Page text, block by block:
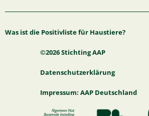
b
o
o
a
g
r
a
m
u
b
e
e
d
i
n
o
k
Was ist die Positivliste für Haustiere?
©2026 Stichting AAP
Datenschutzerklärung
Impressum: AAP Deutschland